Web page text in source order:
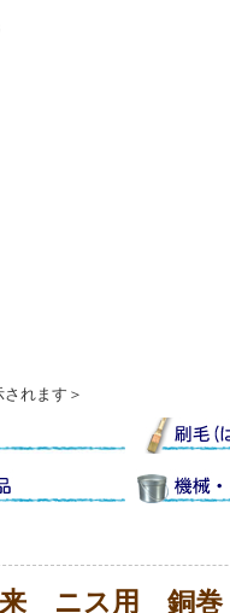
れます＞
塗来 ニス用